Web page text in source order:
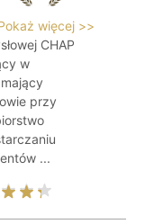
więcej >>
CHAP
w
przy
...